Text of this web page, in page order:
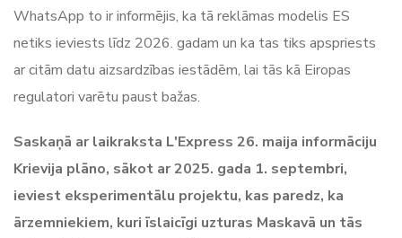
WhatsApp to ir informējis, ka tā reklāmas modelis ES
netiks ieviests līdz 2026. gadam un ka tas tiks apspriests
ar citām datu aizsardzības iestādēm, lai tās kā Eiropas
regulatori varētu paust bažas.
Saskaņā ar laikraksta L'Express 26. maija informāciju
Krievija plāno, sākot ar 2025. gada 1. septembri,
ieviest eksperimentālu projektu, kas paredz, ka
ārzemniekiem, kuri īslaicīgi uzturas Maskavā un tās